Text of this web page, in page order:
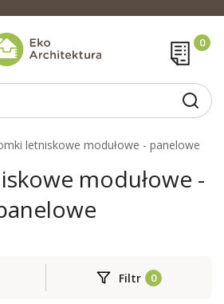
letniskowe modułowe - panelowe
modułowe -
Filtr